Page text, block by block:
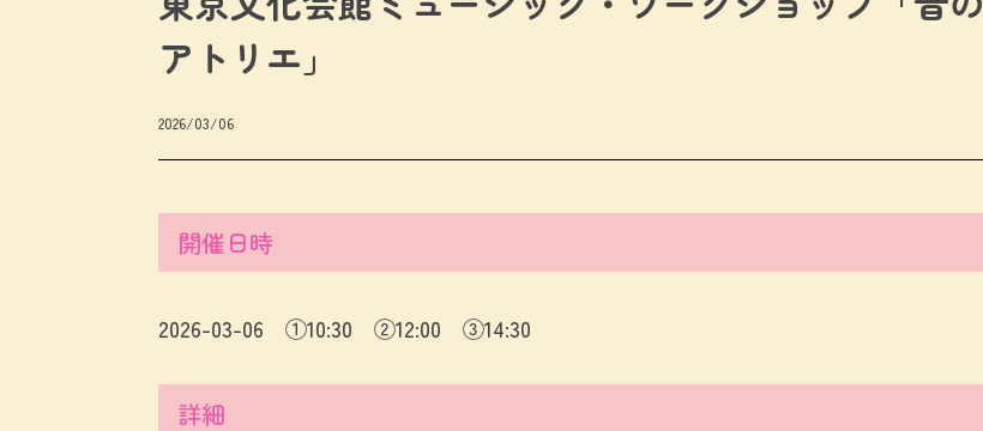
アトリエ」
2026/03/06
開催日時
2026-03-06 ①10:30 ②12:00 ③14:30
詳細